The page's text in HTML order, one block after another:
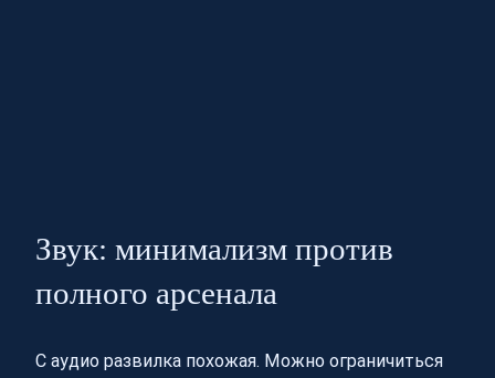
Звук: минимализм против
полного арсенала
С аудио развилка похожая. Можно ограничиться